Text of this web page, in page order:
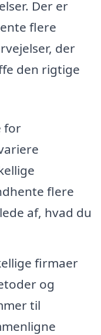
Der er
flere
der
den rigtige
for
flere
af, hvad du
firmaer
og
til